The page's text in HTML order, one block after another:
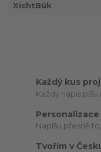
XichtBůk
Každý kus
Každý nápis píšu
Napíšu přesně
Tvořím v